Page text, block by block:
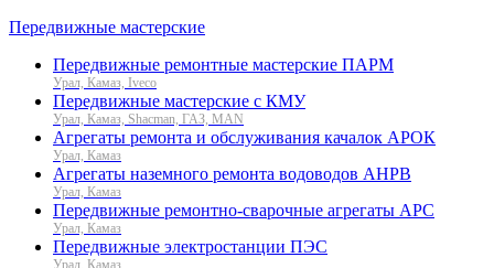
Передвижные мастерские
Передвижные ремонтные мастерские ПАРМ
Урал, Камаз, Iveco
Передвижные мастерские с КМУ
Урал, Камаз, Shacman, ГАЗ, MAN
Агрегаты ремонта и обслуживания качалок АРОК
Урал, Камаз
Агрегаты наземного ремонта водоводов АНРВ
Урал, Камаз
Передвижные ремонтно-сварочные агрегаты АРС
Урал, Камаз
Передвижные электростанции ПЭС
Урал, Камаз